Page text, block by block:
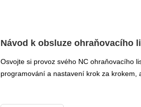
Návod k obsluze ohraňovacího
Osvojte si provoz svého NC ohraňovacího
programování a nastavení krok za krokem,